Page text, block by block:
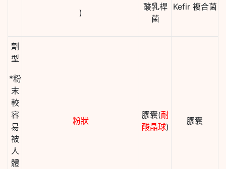
)
酸乳桿
菌
Kefir 複合菌
劑
型
*粉
末
較
容
易
被
人
體
粉狀
膠囊(耐
酸晶球)
膠囊